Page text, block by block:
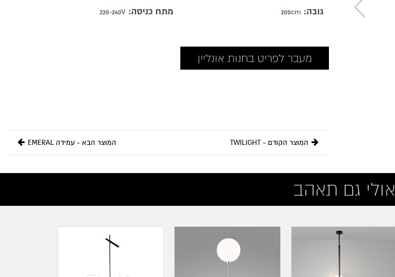
גובה: 200cm מתח כניסה: 220-240V
המוצר הקודם - TWILIGHT המוצר הבא - עמידה EMERAL
מעבר לפריט בחנות אונליין
אולי גם תאהב